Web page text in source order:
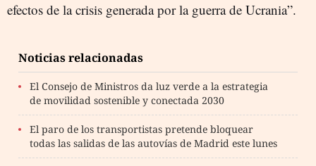
efectos de la crisis generada por la guerra de Ucrania”.
Noticias relacionadas
El Consejo de Ministros da luz verde a la estrategia
de movilidad sostenible y conectada 2030
El paro de los transportistas pretende bloquear
todas las salidas de las autovías de Madrid este lunes